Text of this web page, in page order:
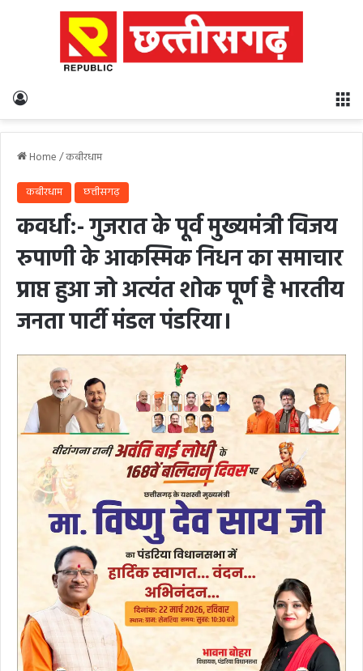
Home/कबीरधाम
कबीरधाम छत्तीसगढ़
कवर्धा:- गुजरात के पूर्व मुख्यमंत्री विजय
रुपाणी के आकस्मिक निधन का समाचार
प्राप्त हुआ जो अत्यंत शोक पूर्ण है भारतीय
जनता पार्टी मंडल पंडरिया।